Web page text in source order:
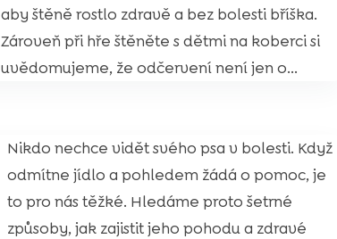
aby štěně rostlo zdravě a bez bolesti bříška.
Zároveň při hře štěněte s dětmi na koberci si
uvědomujeme, že odčervení není jen o...
Nikdo nechce vidět svého psa v bolesti. Když
odmítne jídlo a pohledem žádá o pomoc, je
to pro nás těžké. Hledáme proto šetrné
způsoby, jak zajistit jeho pohodu a zdravé